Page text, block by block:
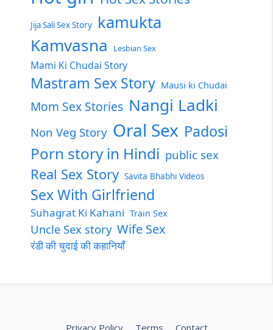
Jija Sali Sex Story kamukta
Kamvasna Lesbian Sex
Mami Ki Chudai Story
Mastram Sex Story Mausi ki Chudai
Mom Sex Stories Nangi Ladki
Non Veg Story Oral Sex Padosi
Porn story in Hindi public sex
Real Sex Story Savita Bhabhi Videos
Sex With Girlfriend
Suhagrat Ki Kahani Train Sex
Uncle Sex story Wife Sex
रंडी की चुदाई की कहानियाँ
Privacy Policy Terms Contact